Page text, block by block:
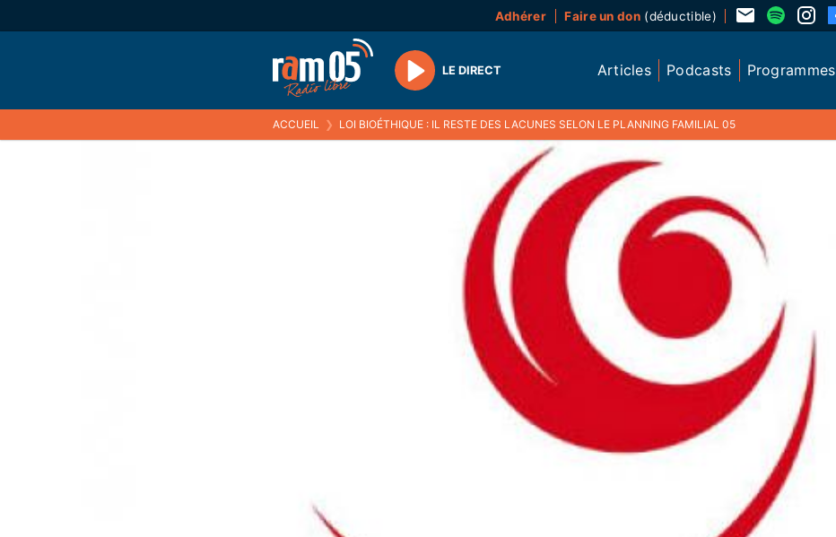
Adhérer Faire un don(déductible)
Play
LE DIRECT Articles Podcasts Programmes
ACCUEIL ❯ LOI BIOÉTHIQUE : IL RESTE DES LACUNES SELON LE PLANNING FAMILIAL 05